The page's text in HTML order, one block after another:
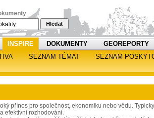
Hledat
INSPIRE DOKUMENTY GEOREPORTY
SEZNAM TÉMAT SEZNAM
přínos pro společnost, ekonomiku nebo vědu.
efektivní rozhodování.